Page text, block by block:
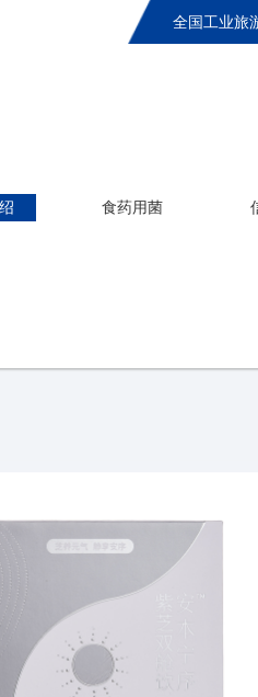
全国工业旅
食药用菌